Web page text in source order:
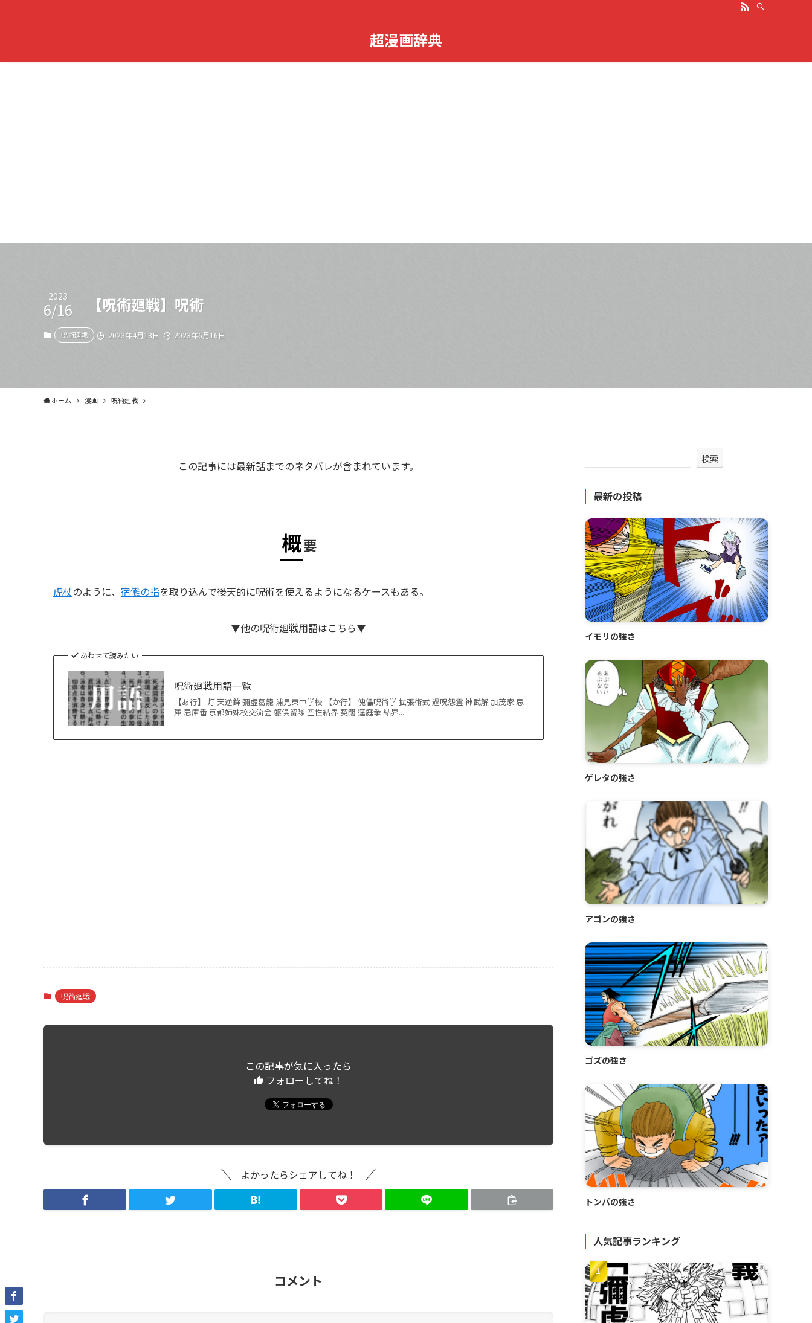
超漫画辞典
【呪術廻戦】呪術
2023
6/16
呪術廻戦 2023年4月18日 2023年6月16日
ホーム 漫画 呪術廻戦
この記事には最新話までのネタバレが含まれています。
概要
虎杖のように、 宿儺の指を取り込んで後天的に呪術を使えるようになるケースもある。
▼他の呪術廻戦用語はこちら▼
あわせて読みたい
呪術廻戦用語一覧
【あ行】 灯 天逆鉾 彌虚葛籠 浦見東中学校 【か行】 傀儡呪術学 拡張術式 過呪怨霊 神武解 加茂家 忌
庫 忌庫番 京都姉妹校交流会 躯倶留隊 空性結界 契闊 逕庭拳 結界...
呪術廻戦
この記事が気に入ったら
フォローしてね！
よかったらシェアしてね！
コメント
検索
最新の投稿
イモリの強さ
ゲレタの強さ
アゴンの強さ
ゴズの強さ
トンパの強さ
人気記事ランキング